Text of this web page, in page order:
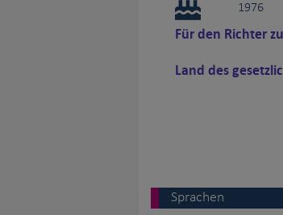
1976
Für den Richter
Land des
Sprachen